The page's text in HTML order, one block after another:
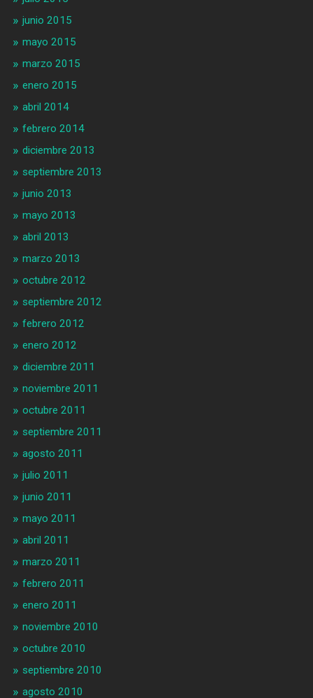
junio 2015
mayo 2015
marzo 2015
enero 2015
abril 2014
febrero 2014
diciembre 2013
septiembre 2013
junio 2013
mayo 2013
abril 2013
marzo 2013
octubre 2012
septiembre 2012
febrero 2012
enero 2012
diciembre 2011
noviembre 2011
octubre 2011
septiembre 2011
agosto 2011
julio 2011
junio 2011
mayo 2011
abril 2011
marzo 2011
febrero 2011
enero 2011
noviembre 2010
octubre 2010
septiembre 2010
agosto 2010